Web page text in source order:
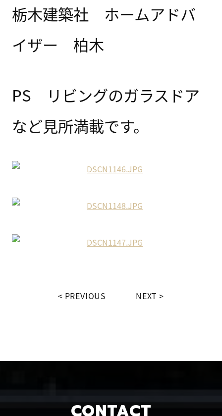
栃木建築社 ホームアドバ
イザー 柏木
PS リビングのガラスドア
など見所満載です。
PREVIOUS NEXT